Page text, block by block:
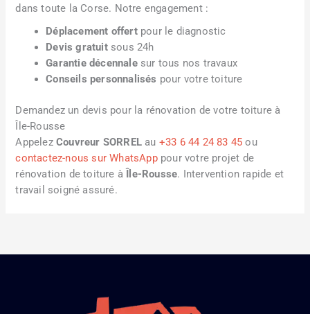
dans toute la Corse. Notre engagement :
Déplacement offertpour le diagnostic
Devis gratuitsous 24h
Garantie décennalesur tous nos travaux
Conseils personnalisés pour votre toiture
Demandez un devis pour la rénovation de votre toiture à
Île-Rousse
AppelezCouvreur SORREL au +33 6 44 24 83 45 ou
contactez-nous sur WhatsApppour votre projet de
rénovation de toiture à
Île-Rousse. Intervention rapide et
travail soigné assuré.